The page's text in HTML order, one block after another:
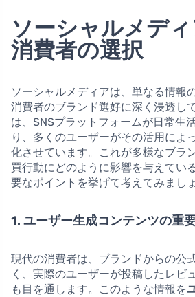
ソーシャルメデ
消費者の選択
ソーシャルメディアは、単なる情報
消費者のブランド選好に深く浸透し
は、SNSプラットフォームが日常生
り、多くのユーザーがその活用によ
化させています。これが多様なブラ
買行動にどのように影響を与えてい
要なポイントを挙げて考えてみましょ
1. ユーザー生成コンテンツの重
現代の消費者は、ブランドからの公
く、実際のユーザーが投稿したレビ
も目を通します。このような情報を